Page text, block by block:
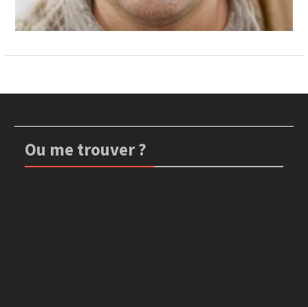
Ou me trouver ?